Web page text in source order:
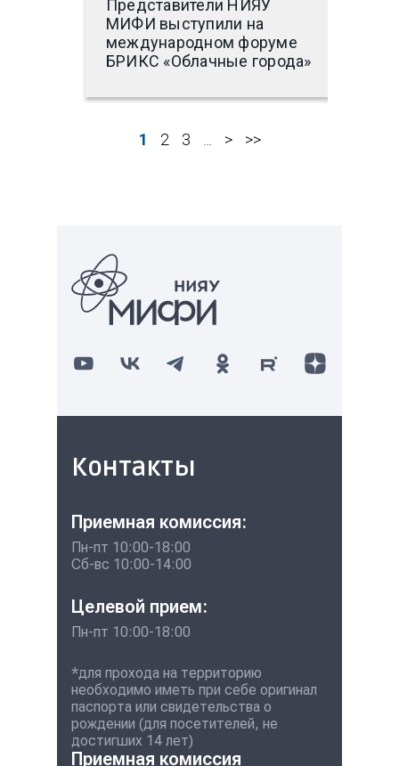
Представители НИЯУ
МИФИ выступили на
международном форуме
БРИКС «Облачные города»
СТРАНИЦЫ
1 2 3 … > >>
Контакты
Приемная комиссия:
Пн-пт 10:00-18:00
Сб-вс 10:00-14:00
Целевой прием:
Пн-пт 10:00-18:00
*для прохода на территорию
необходимо иметь при себе оригинал
паспорта или свидетельства о
рождении (для посетителей, не
достигших 14 лет)
Приемная комиссия